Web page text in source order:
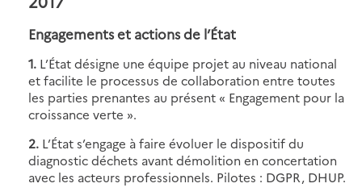
Engagements et actions de l’État
1. L’État désigne une équipe projet au niveau national
et facilite le processus de collaboration entre toutes
les parties prenantes au présent « Engagement pour la
croissance verte ».
2. L’État s’engage à faire évoluer le dispositif du
diagnostic déchets avant démolition en concertation
avec les acteurs professionnels. Pilotes : DGPR, DHUP.